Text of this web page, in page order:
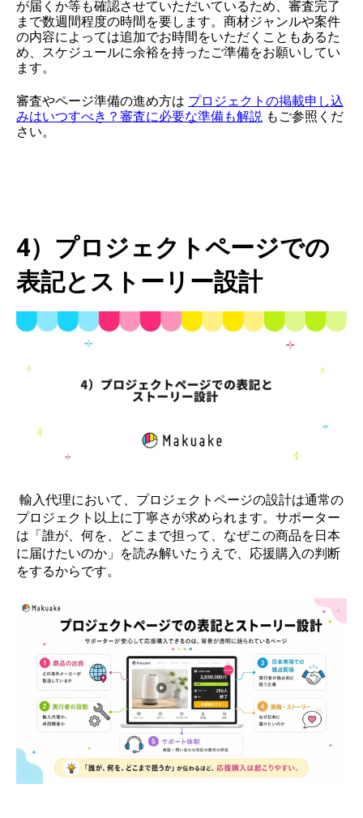
が届くか等も確認させていただいているため、審査完了
まで数週間程度の時間を要します。商材ジャンルや案件
の内容によっては追加でお時間をいただくこともあるた
め、スケジュールに余裕を持ったご準備をお願いしてい
ます。
審査やページ準備の進め方は プロジェクトの掲載申し込
みはいつすべき？審査に必要な準備も解説 もご参照くだ
さい。
4） プロジェクトページでの
表記とストーリー設計
輸入代理において、プロジェクトページの設計は通常の
プロジェクト以上に丁寧さが求められます。サポーター
は「誰が、何を、どこまで担って、なぜこの商品を日本
に届けたいのか」を読み解いたうえで、応援購入の判断
をするからです。